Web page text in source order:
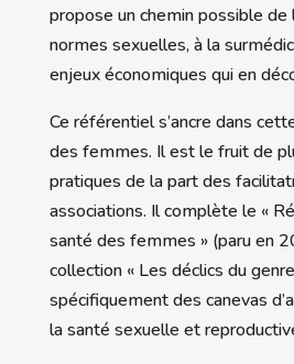
propose un chemin possible de
normes sexuelles, à la
enjeux économiques qui en
Ce référentiel s’ancre dans
des femmes. Il est le fruit de
pratiques de la part des
associations. Il complète le «
santé des femmes » (paru en
collection « Les déclics du
spécifiquement des canevas
la santé sexuelle et